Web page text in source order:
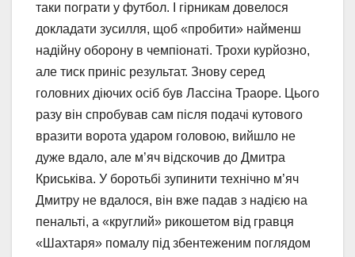
таки пограти у футбол. І гірникам довелося
докладати зусилля, щоб «пробити» найменш
надійну оборону в чемпіонаті. Трохи курйозно,
але тиск приніс результат. Знову серед
головних діючих осіб був Лассіна Траоре. Цього
разу він спробував сам після подачі кутового
вразити ворота ударом головою, вийшло не
дуже вдало, але м’яч відскочив до Дмитра
Криськіва. У боротьбі зупинити технічно м’яч
Дмитру не вдалося, він вже падав з надією на
пенальті, а «круглий» рикошетом від гравця
«Шахтаря» помалу під збентеженим поглядом